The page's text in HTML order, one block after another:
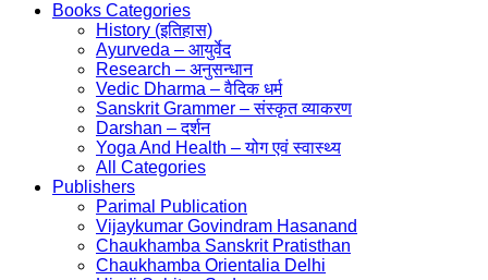
Books Categories
History (इतिहास)
Ayurveda – आयुर्वेद
Research – अनुसन्धान
Vedic Dharma – वैदिक धर्म
Sanskrit Grammer – संस्कृत व्याकरण
Darshan – दर्शन
Yoga And Health – योग एवं स्वास्थ्य
All Categories
Publishers
Parimal Publication
Vijaykumar Govindram Hasanand
Chaukhamba Sanskrit Pratisthan
Chaukhamba Orientalia Delhi